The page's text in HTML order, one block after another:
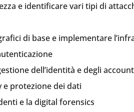
e identificare vari tipi di
di base e implementare
dell’identità e degli account
e protezione dei dati
e la digital forensics